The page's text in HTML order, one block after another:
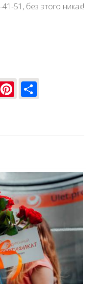
51, без этого никак!
Pinterest